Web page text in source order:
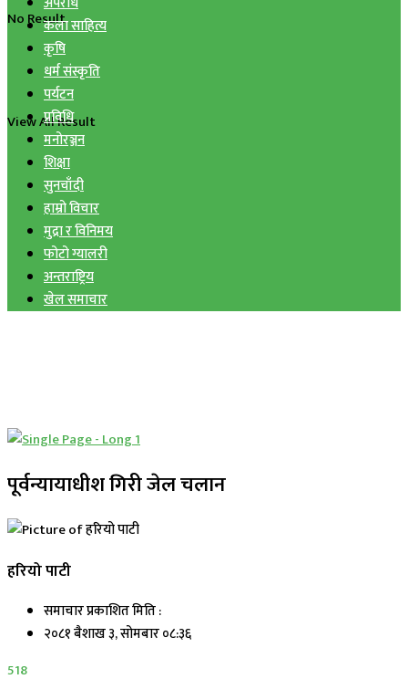
No Result
View All Result
कला साहित्य
कृषि
धर्म संस्कृति
पर्यटन
प्रविधि
मनोरञ्जन
शिक्षा
सुनचाँदी
हाम्रो विचार
मुद्रा र विनिमय
फोटो ग्यालरी
अन्तराष्ट्रिय
खेल समाचार
पूर्वन्यायाधीश गिरी जेल चलान
हरियो पाटी
समाचार प्रकाशित मिति :
२०८१ बैशाख ३, सोमबार ०८:३६
518